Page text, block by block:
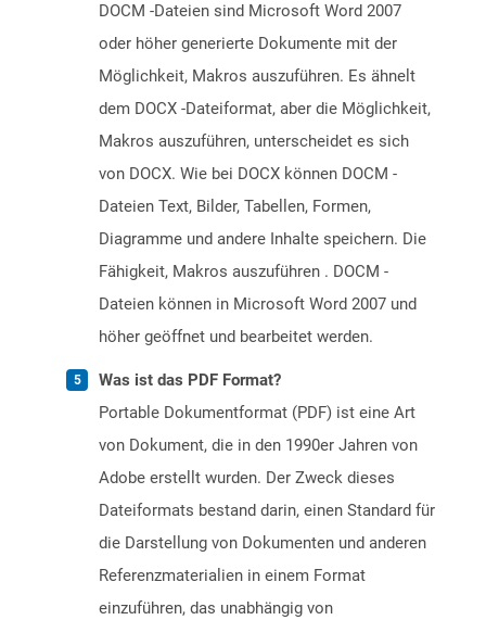
DOCM -Dateien sind Microsoft Word 2007
oder höher generierte Dokumente mit der
Möglichkeit, Makros auszuführen. Es ähnelt
dem DOCX -Dateiformat, aber die Möglichkeit,
Makros auszuführen, unterscheidet es sich
von DOCX. Wie bei DOCX können DOCM -
Dateien Text, Bilder, Tabellen, Formen,
Diagramme und andere Inhalte speichern. Die
Fähigkeit, Makros auszuführen . DOCM -
Dateien können in Microsoft Word 2007 und
höher geöffnet und bearbeitet werden.
Was ist das PDF Format?
Portable Dokumentformat (PDF) ist eine Art
von Dokument, die in den 1990er Jahren von
Adobe erstellt wurden. Der Zweck dieses
Dateiformats bestand darin, einen Standard für
die Darstellung von Dokumenten und anderen
Referenzmaterialien in einem Format
einzuführen, das unabhängig von